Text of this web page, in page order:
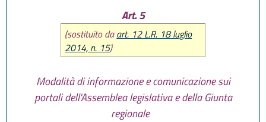
Art. 5
(sostituito daart. 12 L.R. 18 luglio
2014, n. 15)
Modalità di informazione e comunicazione sui
portali dell'Assemblea legislativa e della Giunta
regionale